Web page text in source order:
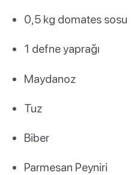
0,5 kg domates sosu
1 defne yaprağı
Maydanoz
Tuz
Biber
Parmesan Peyniri